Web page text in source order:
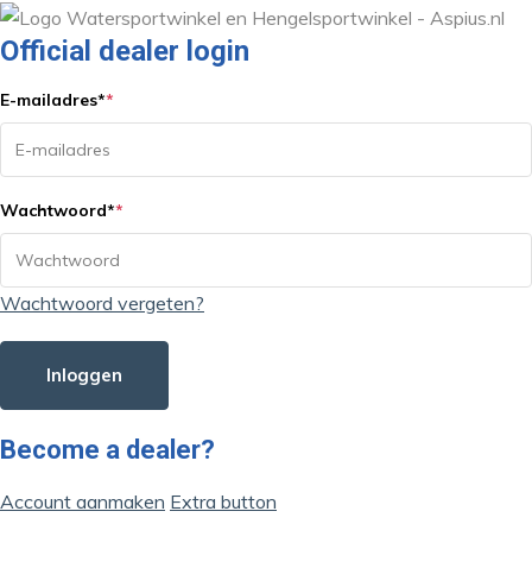
Official dealer login
E-mailadres**
Wachtwoord**
Wachtwoord vergeten?
Inloggen
Become a dealer?
Account aanmaken Extra button